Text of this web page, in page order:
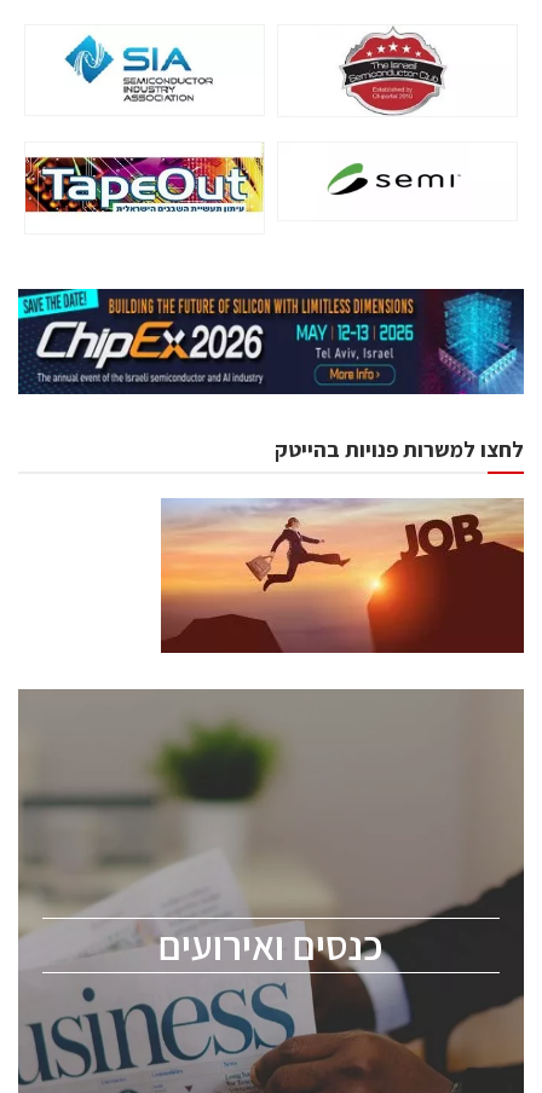
לחצו למשרות פנויות בהייטק
כנסים ואירועים
כנסים ואירועים
לכל העוסקים בתעשיית הסמיקונדקטור כולל מהנדסים,
ChipEx2026 will be held on May 12-13, 2026. The
conference is intended for everyone involved in the
semiconductor industry, including engineers,
professional experts, and senior executives.